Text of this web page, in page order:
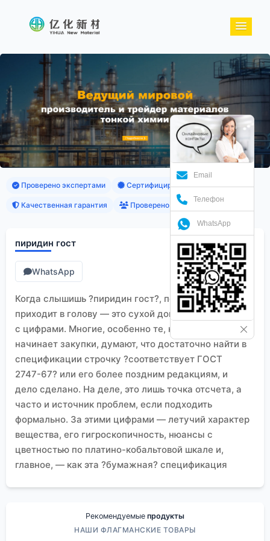
Проверено экспертами Сертифицированные продукты
Качественная гарантия Проверено клиентами
пиридин гост
WhatsApp
Когда слышишь ?пиридин гост?, первое, что
приходит в голову — это сухой документ, таблица
с цифрами. Многие, особенно те, кто только
начинает закупки, думают, что достаточно найти в
спецификации строчку ?соответствует ГОСТ
2747-67? или его более поздним редакциям, и
дело сделано. На деле, это лишь точка отсчета, а
часто и источник проблем, если подходить
формально. За этими цифрами — летучий характер
вещества, его гигроскопичность, нюансы с
цветностью по платино-кобальтовой шкале и,
главное, — как эта ?бумажная? спецификация
стандартом и практикой и хочется порассуждать.
Рекомендуемые продукты
НАШИ ФЛАГМАНСКИЕ ТОВАРЫ
Email
Телефон
WhatsApp